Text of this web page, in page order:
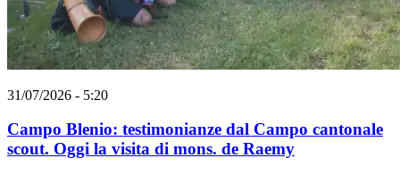
31/07/2026 - 5:20
Campo Blenio: testimonianze dal Campo cantonale
scout. Oggi la visita di mons. de Raemy